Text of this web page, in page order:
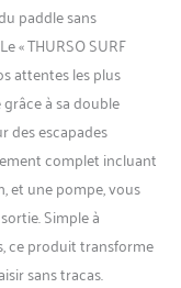
paddle sans
« THURSO SURF
attentes les plus
à sa double
des escapades
complet incluant
et une pompe, vous
Simple à
ce produit transforme
sans tracas.